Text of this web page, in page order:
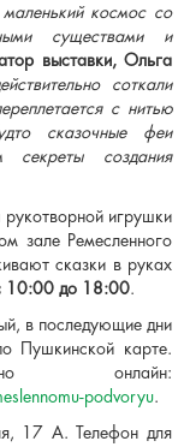
космос со
существами и
выставки, Ольга
соткали
с нитью
сказочные феи
секреты создания
игрушки
зале Ремесленного
сказки в руках
10:00 до 18:00.
в последующие дни
Пушкинской карте.
онлайн:
podvoryu.
17 А. Телефон для